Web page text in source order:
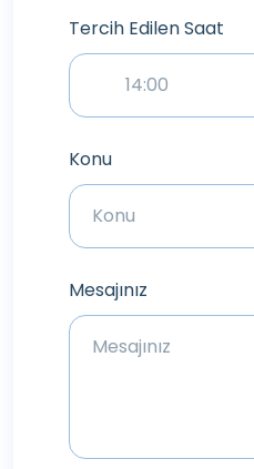
Tercih Edilen Saat
Konu
Mesajınız